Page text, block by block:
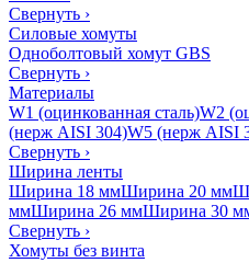
Свернуть ›
Силовые хомуты
Одноболтовый хомут GBS
Свернуть ›
Материалы
W1 (оцинкованная сталь)W2
(нерж AISI 304)W5 (нерж AISI
Свернуть ›
Ширина ленты
Ширина 18 ммШирина 20 мм
ммШирина 26 ммШирина 30
Свернуть ›
Хомуты без винта